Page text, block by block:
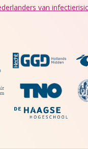
van